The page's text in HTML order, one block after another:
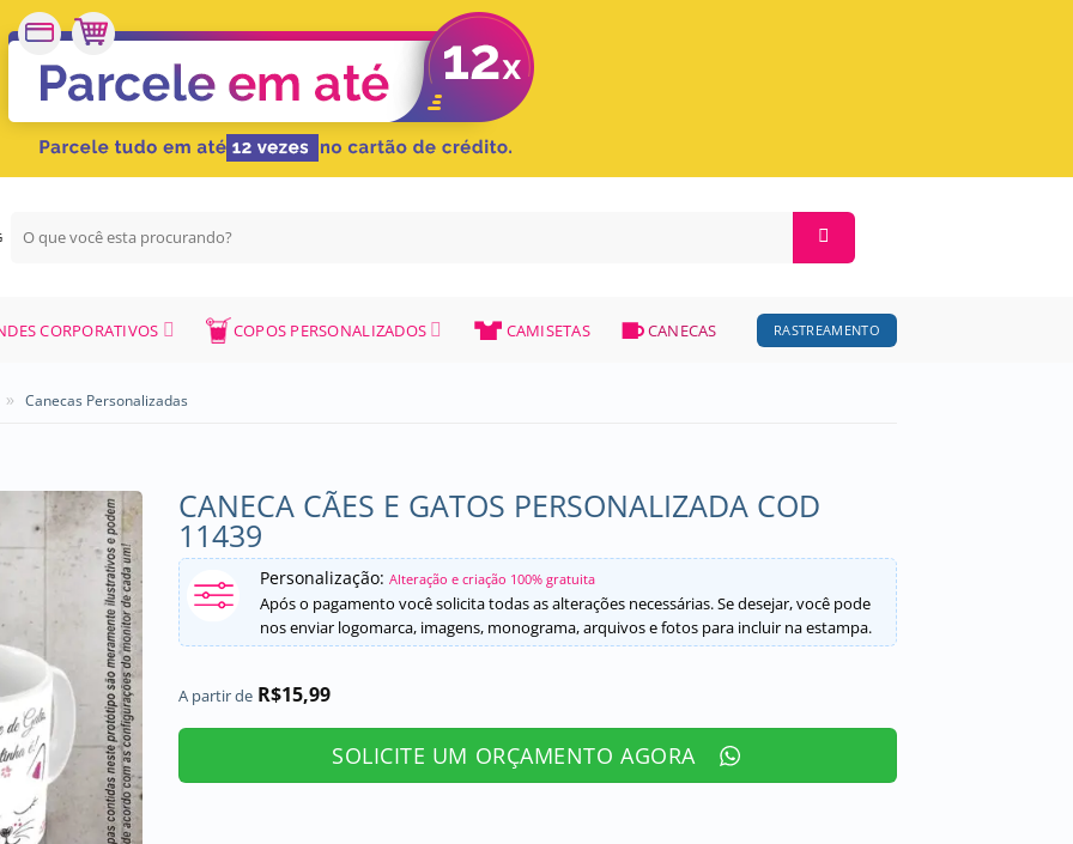
por:
CORPORATIVOS COPOS PERSONALIZADOS CAMISETAS CANECAS RASTREAMENTO
» Canecas Personalizadas
CANECA CÃES E GATOS PERSONALIZADA COD
11439
Personalização: Alteração e criação 100% gratuita
Após o pagamento você solicita todas as alterações necessárias. Se desejar, você pode
nos enviar logomarca, imagens, monograma, arquivos e fotos para incluir na estampa.
A partir de R$15,99
SOLICITE UM ORÇAMENTO AGORA